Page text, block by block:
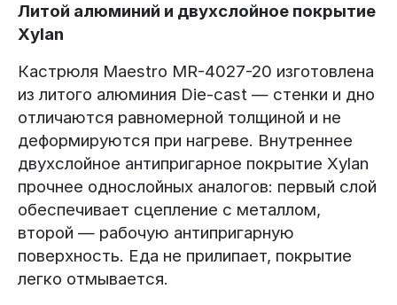
Литой алюминий и двухслойное покрытие
Xylan
Кастрюля Maestro MR-4027-20 изготовлена
из литого алюминия Die-cast — стенки и дно
отличаются равномерной толщиной и не
деформируются при нагреве. Внутреннее
двухслойное антипригарное покрытие Xylan
прочнее однослойных аналогов: первый слой
обеспечивает сцепление с металлом,
второй — рабочую антипригарную
поверхность. Еда не прилипает, покрытие
легко отмывается.